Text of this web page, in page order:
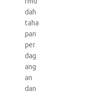
dah
taha
pan
per
dag
ang
an
dan